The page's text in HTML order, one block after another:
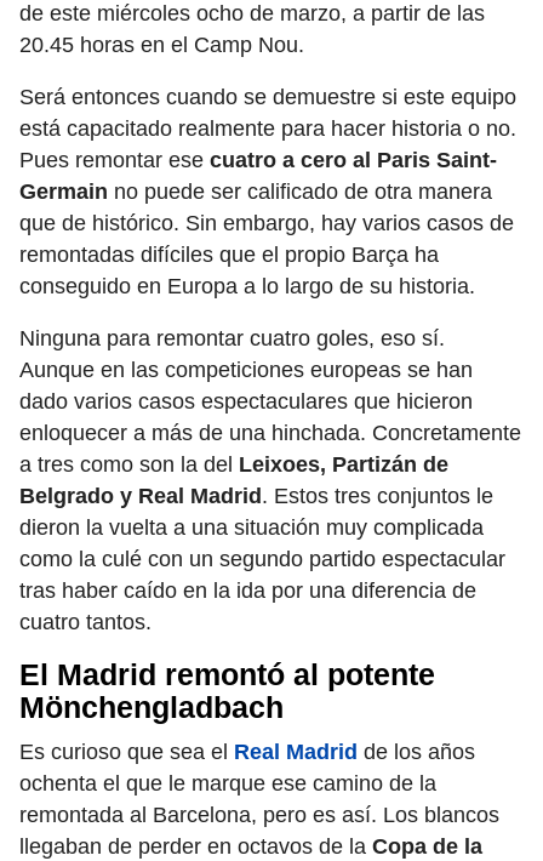
de este miércoles ocho de marzo, a partir de las
20.45 horas en el Camp Nou.
Será entonces cuando se demuestre si este equipo
está capacitado realmente para hacer historia o no.
Pues remontar ese cuatro a cero al Paris Saint-
Germain no puede ser calificado de otra manera
que de histórico. Sin embargo, hay varios casos de
remontadas difíciles que el propio Barça ha
conseguido en Europa a lo largo de su historia.
Ninguna para remontar cuatro goles, eso sí.
Aunque en las competiciones europeas se han
dado varios casos espectaculares que hicieron
enloquecer a más de una hinchada. Concretamente
a tres como son la del Leixoes, Partizán de
Belgrado y Real Madrid . Estos tres conjuntos le
dieron la vuelta a una situación muy complicada
como la culé con un segundo partido espectacular
tras haber caído en la ida por una diferencia de
cuatro tantos.
El Madrid remontó al potente
Mönchengladbach
Es curioso que sea el Real Madrid de los años
ochenta el que le marque ese camino de la
remontada al Barcelona, pero es así. Los blancos
llegaban de perder en octavos de la Copa de la